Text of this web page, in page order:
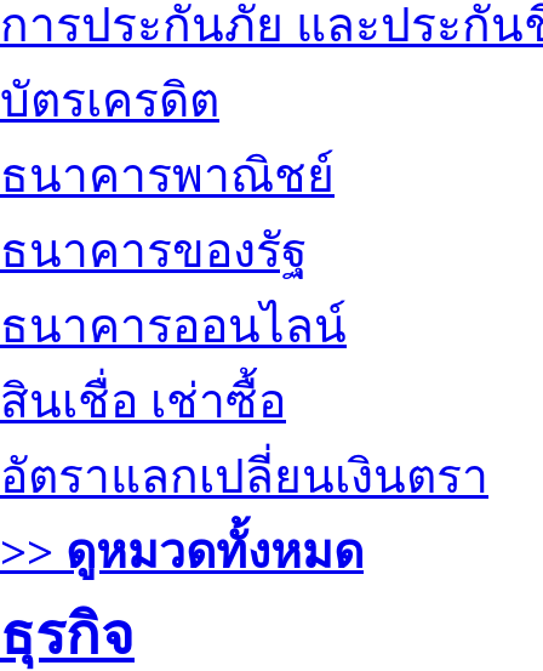
การประกันภัย และประกัน
บัตรเครดิต
ธนาคารพาณิชย์
ธนาคารของรัฐ
ธนาคารออนไลน์
สินเชื่อ เช่าซื้อ
อัตราแลกเปลี่ยนเงินตรา
>> ดูหมวดทั้งหมด
ธุรกิจ